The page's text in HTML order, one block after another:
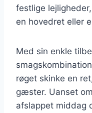
festlige
en hovedret eller
Med sin enkle
røget skinke en
gæster. Uanset
afslappet middag